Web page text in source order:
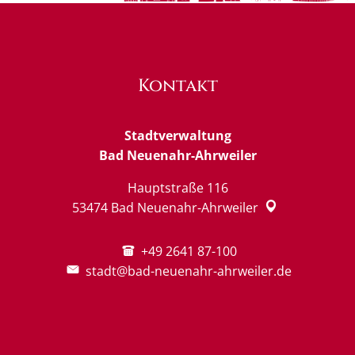
Kontakt
Stadtverwaltung
Bad Neuenahr-Ahrweiler
Hauptstraße 116
53474 Bad Neuenahr-Ahrweiler
+49 2641 87-100
stadt@bad-neuenahr-ahrweiler.de